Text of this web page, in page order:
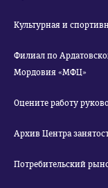
Культурная и
Филиал по
Мордовия «МФЦ»
Оцените работу
Архив Центра
Потребительский